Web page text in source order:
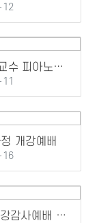
[교수음악회 시리즈 VII] 김정은 교수 피아노성가연주회
개강예배
16
2025년 봄학기 교회음악과정 종강감사예배 및 수료식, 정기연주회